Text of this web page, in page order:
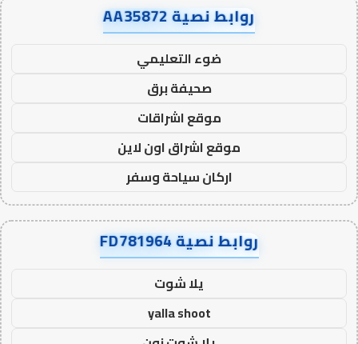
روابط نصية AA35872
ضوء التعليمي
صحيفة برق
موقع اشراقات
موقع اشراق اون لاين
اركان سياحة وسفر
روابط نصية FD781964
يلا شوت
yalla shoot